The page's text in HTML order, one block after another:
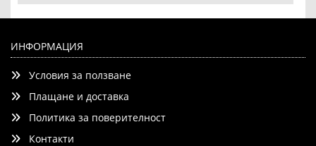
ИНФОРМАЦИЯ
Условия за ползване
Плащане и доставка
Политика за поверителност
Контакти